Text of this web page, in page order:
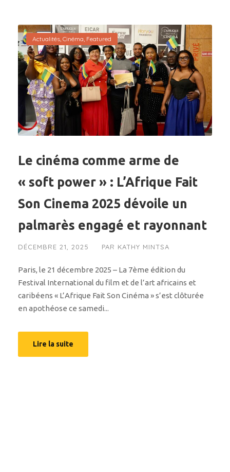
Actualités, Cinéma, Featured
Le cinéma comme arme de
« soft power » : L’Afrique Fait
Son Cinema 2025 dévoile un
palmarès engagé et rayonnant
DÉCEMBRE 21, 2025 PAR KATHY MINTSA
Paris, le 21 décembre 2025 – La 7ème édition du
Festival International du film et de l’art africains et
caribéens « L’Afrique Fait Son Cinéma » s’est clôturée
en apothéose ce samedi...
Lire la suite